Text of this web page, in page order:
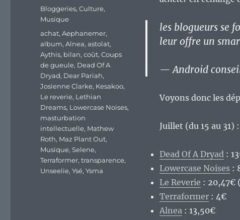
les blogueurs se
leur offre un
— Android
Voyons donc les
Juillet (du 15 au 31) :
Dead Of A Dryad:
Lowercase Noises:
Le Reverie : 20,47€
Terraformer: 4€
Alnea: 13,50€
Catégories
Bloggeries,Culture,
Musique
Étiquettes
achat,Aephanemer,
album,Alnea,astolat,
Aythis, bilan,coût,Coups
de gueule, Dead Of A
Dryad, Dear Pariah,
Josienne Clarke, Kesakoo,
Le reverie, Lethian
Dreams, Lowercase Noises,
masturbation
intellectuelle, Mathew
Roth, Maz Plant Out,
Musique,Selene,
Terraformer,transparence,
Unseelie,Ysé,Ysma